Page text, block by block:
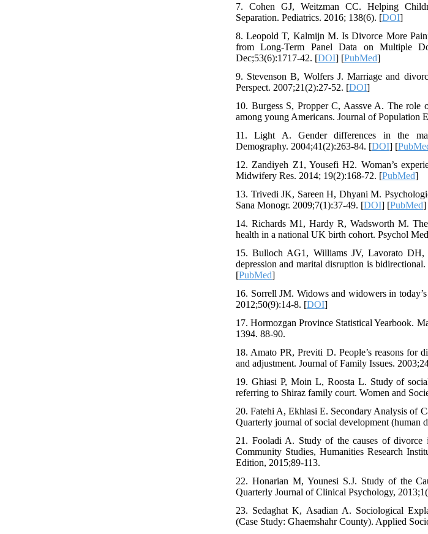
7. Cohen GJ, Weitzman CC. Helping
Separation. Pediatrics. 2016; 138(6). [DOI]
8. Leopold T, Kalmijn M. Is Divorce More
from Long-Term Panel Data on Multiple
Dec;53(6):1717-42. [DOI] [PubMed]
9. Stevenson B, Wolfers J. Marriage and
Perspect. 2007;21(2):27-52. [DOI]
10. Burgess S, Propper C, Aassve A. The role
among young Americans. Journal of Population
11. Light A. Gender differences in the
Demography. 2004;41(2):263-84. [DOI] [
12. Zandiyeh Z1, Yousefi H2. Woman’s
Midwifery Res. 2014; 19(2):168-72. [PubMed]
13. Trivedi JK, Sareen H, Dhyani M.
Sana Monogr. 2009;7(1):37-49. [DOI] [PubMed]
14. Richards M1, Hardy R, Wadsworth M.
health in a national UK birth cohort. Psychol
15. Bulloch AG1, Williams JV, Lavorato DH,
depression and marital disruption is
[PubMed]
16. Sorrell JM. Widows and widowers in
2012;50(9):14-8. [DOI]
17. Hormozgan Province Statistical Yearbook.
1394. 88-90.
18. Amato PR, Previti D. People’s reasons for
and adjustment. Journal of Family Issues.
19. Ghiasi P, Moin L, Roosta L. Study of
referring to Shiraz family court. Women and
20. Fatehi A, Ekhlasi E. Secondary Analysis of
Quarterly journal of social development (human
21. Fooladi A. Study of the causes of divorce
Community Studies, Humanities Research
Edition, 2015;89-113.
22. Honarian M, Younesi S.J. Study of the
Quarterly Journal of Clinical Psychology,
23. Sedaghat K, Asadian A. Sociological
(Case Study: Ghaemshahr County). Applied